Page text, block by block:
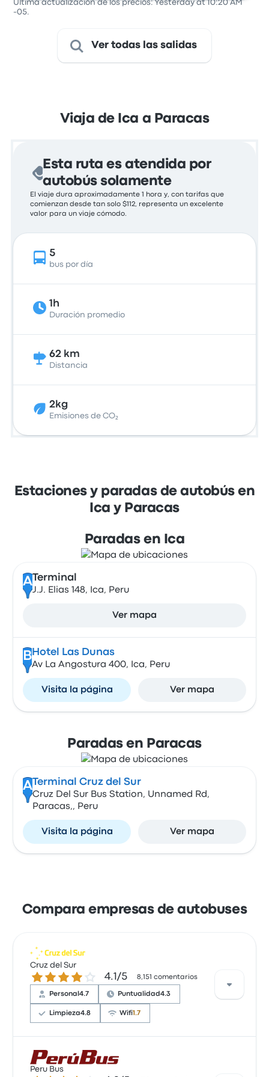
Última actualización de los precios: Yesterday at 10:20 AM
-05.
Ver todas las salidas
Viaja de Ica a Paracas
Esta ruta es atendida por
autobús solamente
El viaje dura aproximadamente 1 hora y, con tarifas que
comienzan desde tan solo $112, representa un excelente
valor para un viaje cómodo.
5
bus por día
1h
Duración promedio
62 km
Distancia
2kg
Emisiones de CO₂
Estaciones y paradas de autobús en
Ica y Paracas
Paradas en Ica
A Terminal
J.J. Elias 148, Ica, Peru
Ver mapa
B Hotel Las Dunas
Av La Angostura 400, Ica, Peru
Visita la página Ver mapa
Paradas en Paracas
A Terminal Cruz del Sur
Cruz Del Sur Bus Station, Unnamed Rd,
Paracas,, Peru
Visita la página Ver mapa
Compara empresas de autobuses
Cruz del Sur
4.1 de 5 estrellas 4.1/5 8,151 comentarios
Personal4.7 Puntualidad4.3
Limpieza4.8 Wifi1.7
Los usuarios destacan el excelente servicio,
la buena relación calidad-precio y una
Peru Bus